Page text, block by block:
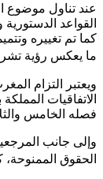
عند تناول موضوع
ما يعكس رؤية
فصله الخامس
وإلى جانب
الحقوق الممنوحة، كالسماح